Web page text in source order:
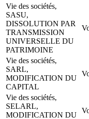
Vie des sociétés,
SASU,
DISSOLUTION PAR
TRANSMISSION
UNIVERSELLE DU
PATRIMOINE
Vie des sociétés,
SARL,
MODIFICATION DU
CAPITAL
Vie des sociétés,
SELARL,
MODIFICATION DU